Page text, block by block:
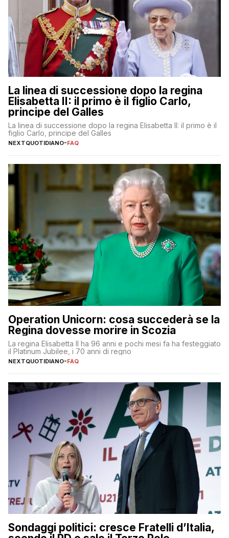
La linea di successione dopo la regina
Elisabetta II: il primo è il figlio Carlo,
principe del Galles
La linea di successione dopo la regina Elisabetta II: il primo è il
figlio Carlo, principe del Galles
NEXTQUOTIDIANO-FAQ
Operation Unicorn: cosa succederà se la
Regina dovesse morire in Scozia
La regina Elisabetta II ha 96 anni e pochi mesi fa ha festeggiato
il Platinum Jubilee, i 70 anni di regno
NEXTQUOTIDIANO-FAQ
Sondaggi politici: cresce Fratelli d’Italia,